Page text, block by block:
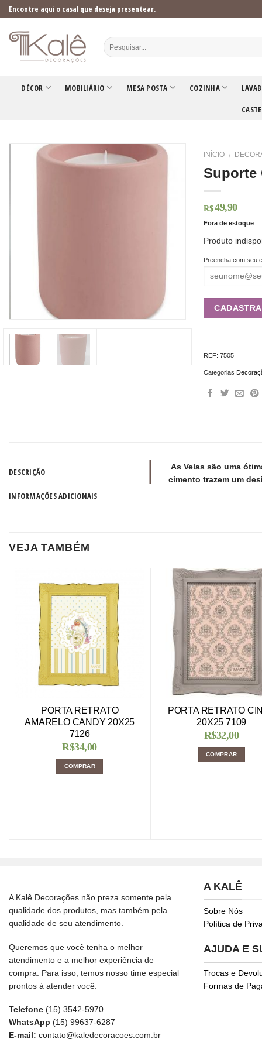
Skip
to
content
Encontre aqui o casal que deseja presentear.
DÉCOR MOBILIÁRIO MESA POSTA COZINHA
INÍCIO /
Suporte
R$ 49,90
Fora de estoque
Produto
Preencha com seu
REF:7505
Categorias
DESCRIÇÃO
INFORMAÇÕES ADICIONAIS
As Velas são uma
cimento trazem um
VEJA TAMBÉM
PORTA RETRATO
AMARELO CANDY 20X25
7126
R$34,00
COMPRAR
PORTA RETRATO
20X25 7109
R$32,00
COMPRAR
A Kalê Decorações não preza somente pela
qualidade dos produtos, mas também pela
qualidade de seu atendimento.
Queremos que você tenha o melhor
atendimento e a melhor experiência de
compra. Para isso, temos nosso time especial
prontos à atender você.
Telefone (15) 3542-5970
WhatsApp (15) 99637-6287
E-mail: contato@kaledecoracoes.com.br
A KALÊ
Sobre Nós
Política de
AJUDA E
Trocas e
Formas de